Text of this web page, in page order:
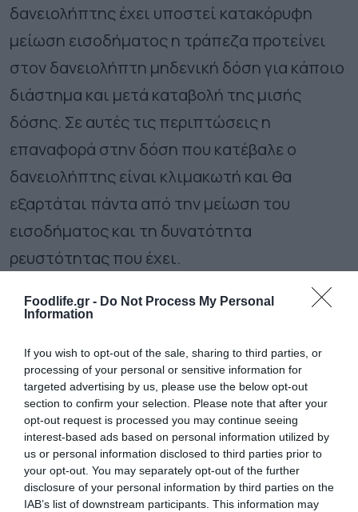
Foodlife.gr - Do Not Process My Personal
Information
If you wish to opt-out of the sale, sharing to third parties, or
processing of your personal or sensitive information for
targeted advertising by us, please use the below opt-out
section to confirm your selection. Please note that after your
opt-out request is processed you may continue seeing
interest-based ads based on personal information utilized by
us or personal information disclosed to third parties prior to
your opt-out. You may separately opt-out of the further
disclosure of your personal information by third parties on the
IAB’s list of downstream participants. This information may
δανειολήπτης έχει υποστεί κατακόρυφη
μείωση εισοδήματος η τράπεζα προτείνει
στον δανειολήπτη μηδενική δόση για κάποιο
διάστημα και μετά καταβολή της μισής
δόσης. Σε αυτές τις περιπτώσεις η
επαναφορά στην δόση που κατέβαλε ο
δανειολήπτης είναι κλιμακωτή και θα
εξαρτάται πάντα από την μείωση του
εισοδήματος και τη δυνατότητα
ρευστότητας που έχει.
Β) Μακροπρόθεσμα προγράμματα με
επιμήκυνση και διαγραφή τόκων και
κεφαλαίου.
Οι μακροπρόθεσμες λύσεις συνίστανται σε
μια μόνιμη ρύθμιση του δανείου είτε με
επιμήκυνσή της λήξης του και καταβολή
μικρότερης δόσης ή διαγραφή τόκων ή και
κεφαλαίου. Το ποσοστό διαγραφής